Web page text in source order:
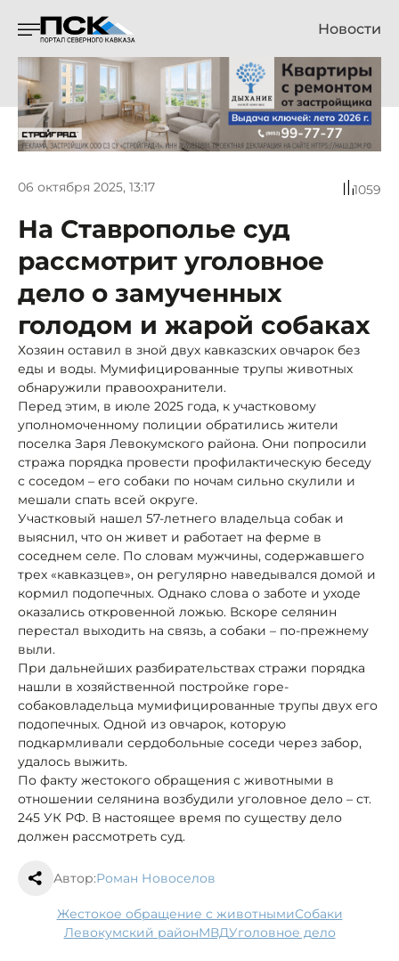
Новости
06 октября 2025, 13:17 1059
На Ставрополье суд
рассмотрит уголовное
дело о замученных
голодом и жарой собаках
Хозяин оставил в зной двух кавказских овчарок без
еды и воды. Мумифицированные трупы животных
обнаружили правоохранители.
Перед этим, в июле 2025 года, к участковому
уполномоченному полиции обратились жители
поселка Заря Левокумского района. Они попросили
стража порядка провести профилактическую беседу
с соседом – его собаки по ночам сильно скулили и
мешали спать всей округе.
Участковый нашел 57-летнего владельца собак и
выяснил, что он живет и работает на ферме в
соседнем селе. По словам мужчины, содержавшего
трех «кавказцев», он регулярно наведывался домой и
кормил подопечных. Однако слова о заботе и уходе
оказались откровенной ложью. Вскоре селянин
перестал выходить на связь, а собаки – по-прежнему
выли.
При дальнейших разбирательствах стражи порядка
нашли в хозяйственной постройке горе-
собаковладельца мумифицированные трупы двух его
подопечных. Одной из овчарок, которую
подкармливали сердобольные соседи через забор,
удалось выжить.
По факту жестокого обращения с животными в
отношении селянина возбудили уголовное дело – ст.
245 УК РФ. В настоящее время по существу дело
должен рассмотреть суд.
Автор:Роман Новоселов
жестокое обращение с животными собаки
Левокумский район
МВД уголовное дело